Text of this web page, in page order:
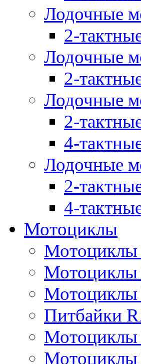
Лодочные
2-
Лодочные
2-
Лодочные
2-
4-
Лодочные
2-
4-
Мотоциклы
Мотоциклы
Мотоциклы
Питбайки
Мотоциклы
Мотоциклы